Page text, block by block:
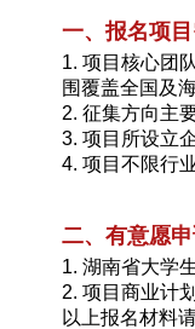
一、报名项
1. 项目核心团
围覆盖全国及
2. 征集方向主
3. 项目所设立
4. 项目不限行
二、有意愿
1. 湖南省大学
2. 项目商业计
以上报名材料